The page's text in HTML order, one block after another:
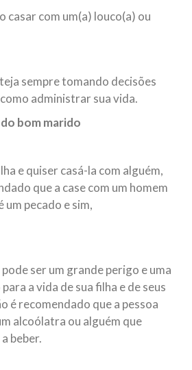
casar com um(a) louco(a) ou
sempre tomando decisões
administrar sua vida.
bom marido
e quiser casá-la com alguém,
que a case com um homem
um pecado e sim,
ser um grande perigo e uma
a vida de sua filha e de seus
é recomendado que a pessoa
alcoólatra ou alguém que
beber.